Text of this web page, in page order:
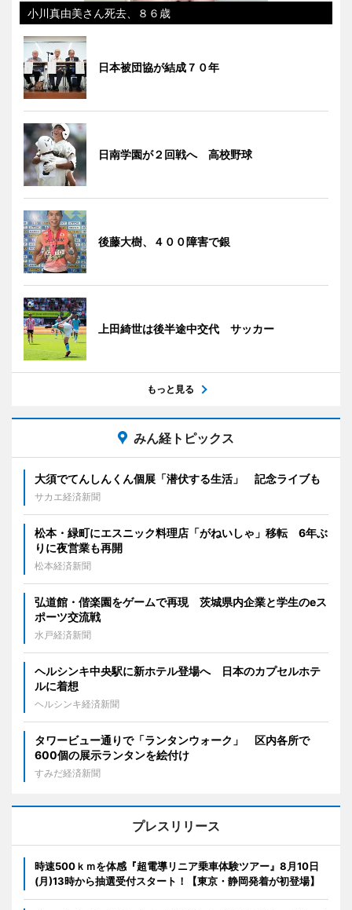
小川真由美さん死去、８６歳
日本被団協が結成７０年
日南学園が２回戦へ 高校野球
後藤大樹、４００障害で銀
上田綺世は後半途中交代 サッカー
もっと見る
みん経トピックス
大須でてんしんくん個展「潜伏する生活」 記念ライブも
サカエ経済新聞
松本・緑町にエスニック料理店「がねいしゃ」移転 6年ぶ
りに夜営業も再開
松本経済新聞
弘道館・偕楽園をゲームで再現 茨城県内企業と学生のeス
ポーツ交流戦
水戸経済新聞
ヘルシンキ中央駅に新ホテル登場へ 日本のカプセルホテ
ルに着想
ヘルシンキ経済新聞
タワービュー通りで「ランタンウォーク」 区内各所で
600個の展示ランタンを絵付け
すみだ経済新聞
プレスリリース
時速500ｋｍを体感『超電導リニア乗車体験ツアー』8月10日
(月)13時から抽選受付スタート！【東京・静岡発着が初登場】